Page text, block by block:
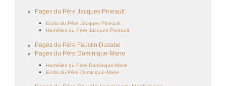
Pages du Père Jacques Pineault
Ecrits du Père Jacques Pineault
Homélies du Père Jacques Pineault
Pages du Père Faustin Dusabe
Pages du Père Dominique-Marie
Homélies du Père Dominique-Marie
Ecrits du Père Dominique-Marie